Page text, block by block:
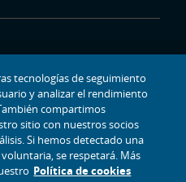
tecnologías de seguimiento
y analizar el rendimiento
compartimos
sitio con nuestros socios
Si hemos detectado una
se respetará. Más
Política de cookies